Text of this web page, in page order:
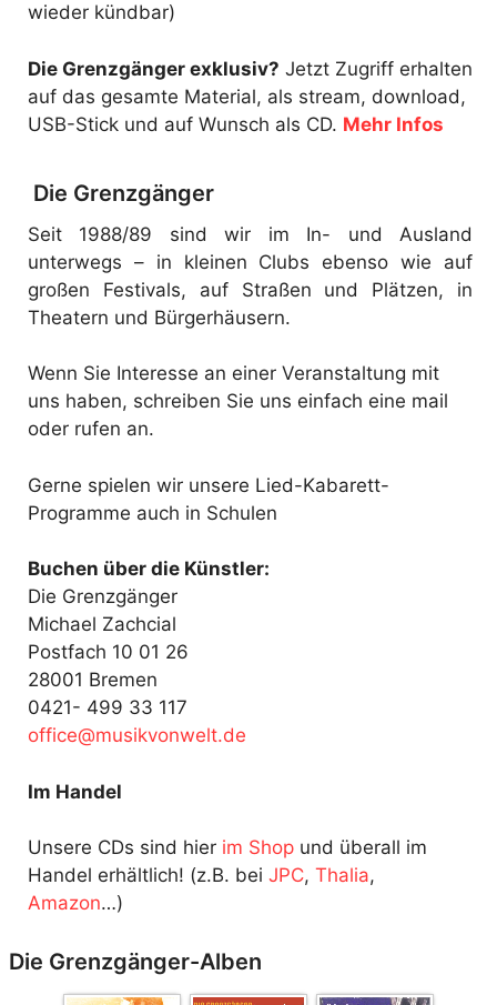
wieder kündbar)
Die Grenzgänger exklusiv? Jetzt Zugriff erhalten
auf das gesamte Material, als stream, download,
USB-Stick und auf Wunsch als CD. Mehr Infos
Die Grenzgänger
Seit 1988/89 sind wir im In- und Ausland
unterwegs – in kleinen Clubs ebenso wie auf
großen Festivals, auf Straßen und Plätzen, in
Theatern und Bürgerhäusern.
Wenn Sie Interesse an einer Veranstaltung mit
uns haben, schreiben Sie uns einfach eine mail
oder rufen an.
Gerne spielen wir unsere Lied-Kabarett-
Programme auch in Schulen
Buchen über die Künstler:
Die Grenzgänger
Michael Zachcial
Postfach 10 01 26
28001 Bremen
0421- 499 33 117
ed.tl
ewnov
kisum
@ecif
fo
Im Handel
Unsere CDs sind hier im Shop und überall im
Handel erhältlich! (z.B. bei JPC, Thalia,
Amazon…)
Die Grenzgänger-Alben